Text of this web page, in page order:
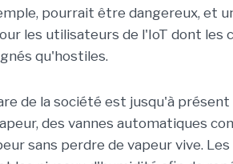
pourrait être dangereux, et
les utilisateurs de l'IoT dont
qu'hostiles.
de la société est jusqu'à
des vannes automatiques
sans perdre de vapeur vive.